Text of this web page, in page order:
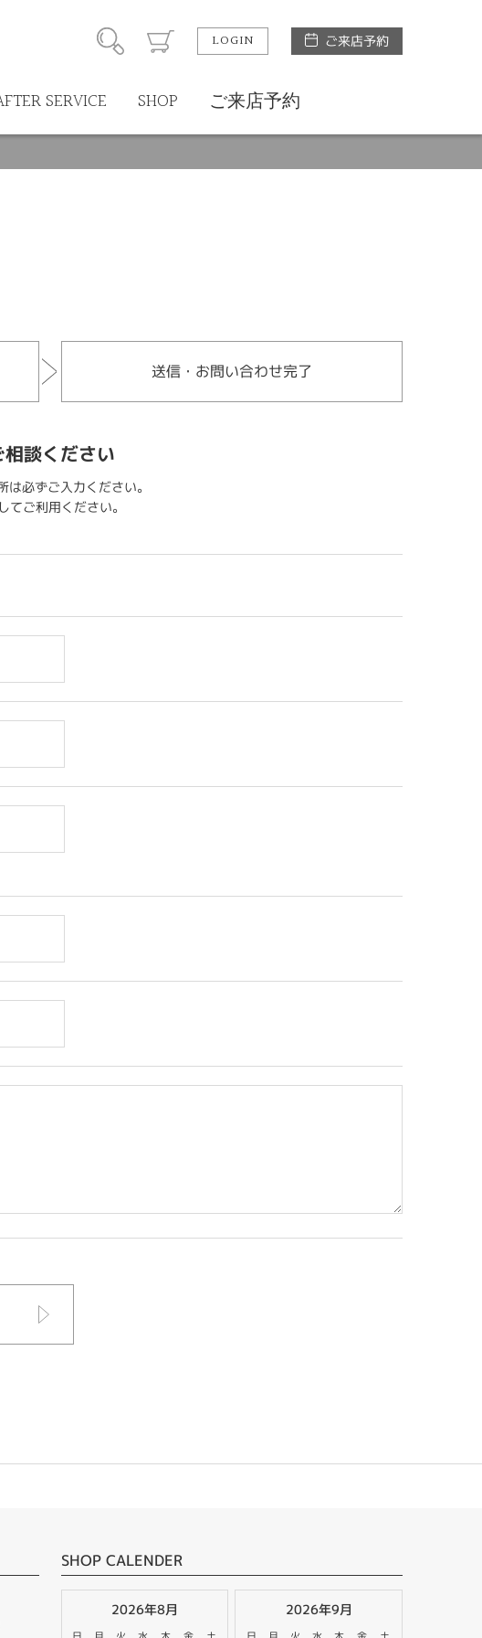
LOGIN ご来店予約
SERVICE SHOP ご来店予約
送信・お問い合わせ完了
談ください
必ずご入力ください。
ご利用ください。
SHOP CALENDER
2026年8月 2026年9月